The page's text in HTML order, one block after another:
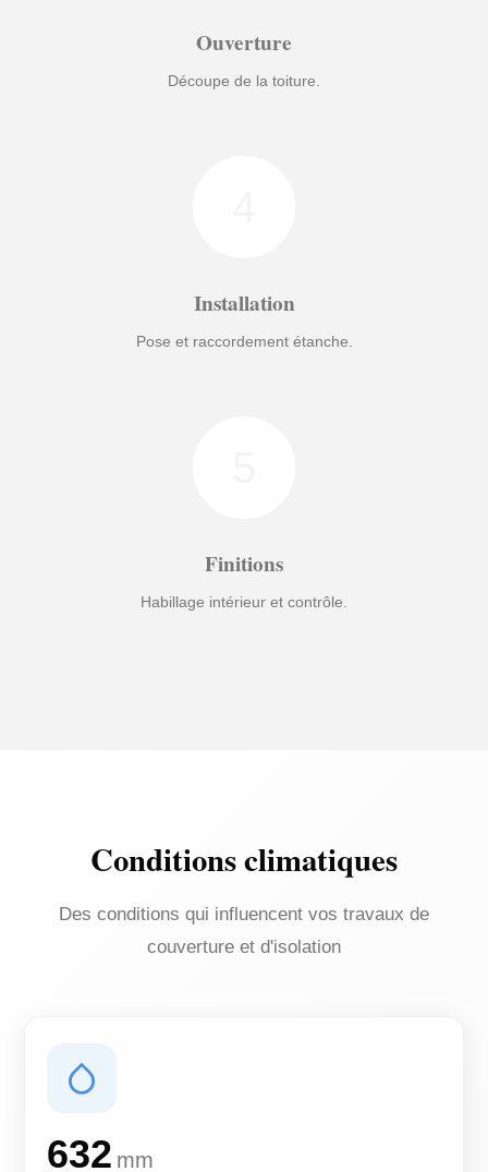
Ouverture
Découpe de la toiture.
Installation
Pose et raccordement étanche.
Finitions
Habillage intérieur et contrôle.
Conditions climatiques
Des conditions qui influencent vos travaux de
couverture et d'isolation
632 mm